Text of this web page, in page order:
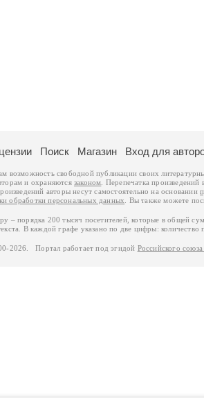
Поиск Магазин Вход для
возможность свободной публикации своих
и охраняются законом . Перепечатка
авторы несут самостоятельно на основании
обработки персональных данных . Вы также можете
– порядка 200 тысяч посетителей, которые в общей
В каждой графе указано по две цифры: количество
2026. Портал работает под эгидой Российского союза